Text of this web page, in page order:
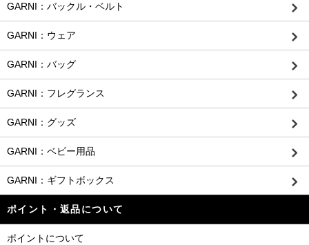
GARNI：バックル・ベルト
GARNI：ウェア
GARNI：バッグ
GARNI：フレグランス
GARNI：グッズ
GARNI：ベビー用品
GARNI：ギフトボックス
ポイント・返品について
ポイントについて